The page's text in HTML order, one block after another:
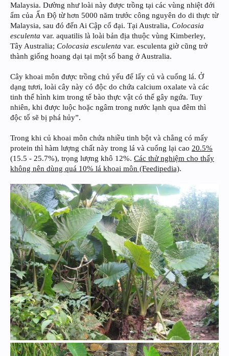
Malaysia. Dường như loài này được trồng tại các vùng nhiệt đới
ẩm của Ấn Độ từ hơn 5000 năm trước công nguyên do di thực từ
Malaysia, sau đó đến Ai Cập cổ đại. Tại Australia, Colocasia
esculenta var. aquatilis là loài bản địa thuộc vùng Kimberley,
Tây Australia; Colocasia esculenta var. esculenta giờ cũng trở
thành giống hoang dại tại một số bang ở Australia.
Cây khoai môn được trồng chủ yếu để lấy củ và cuống lá. Ở
dạng tươi, loài cây này có độc do chứa calcium oxalate và các
tinh thể hình kim trong tế bào thực vật có thể gây ngứa. Tuy
nhiên, khi được luộc hoặc ngâm trong nước lạnh qua đêm thì
độc tố sẽ bị phá hủy”.
Trong khi củ khoai môn chứa nhiều tinh bột và chẳng có mấy
protein thì hàm lượng chất này trong lá và cuống lại cao 20.5%
(15.5 - 25.7%), trọng lượng khô 12%. Các thử nghiệm cho thấy
không nên dùng quá 10% lá khoai môn (Feedipedia).